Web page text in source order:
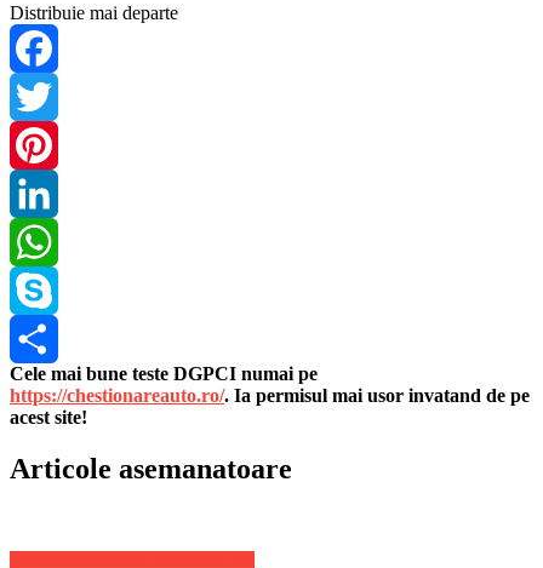
Distribuie mai departe
Facebook
Twitter
Pinterest
LinkedIn
WhatsApp
Skype
Share
Cele mai bune teste DGPCI numai pe
https://chestionareauto.ro/. Ia permisul mai usor invatand de pe
acest site!
Articole asemanatoare